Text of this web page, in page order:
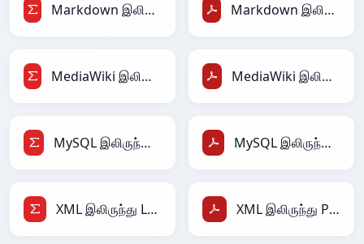
Markdown இலிருந்து LaTeX Markdown இலிருந்து PDF
MediaWiki இலிருந்து LaTeX MediaWiki இலிருந்து PDF
MySQL இலிருந்து LaTeX MySQL இலிருந்து PDF
XML இலிருந்து LaTeX XML இலிருந்து PDF